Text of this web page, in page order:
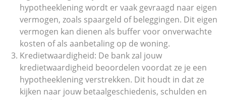
hypotheeklening wordt er vaak gevraagd naar eigen
vermogen, zoals spaargeld of beleggingen. Dit eigen
vermogen kan dienen als buffer voor onverwachte
kosten of als aanbetaling op de woning.
Kredietwaardigheid: De bank zal jouw
kredietwaardigheid beoordelen voordat ze je een
hypotheeklening verstrekken. Dit houdt in dat ze
kijken naar jouw betaalgeschiedenis, schulden en